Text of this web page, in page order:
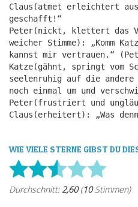
Claus(atmet erleichtert
geschafft!“
Peter(nickt, klettert das
weicher Stimme): „Komm
kannst mir vertrauen.“
Katze(gähnt, springt vom
seelenruhig auf die
noch einmal um und
Peter(frustriert und
Claus(erheitert): „Was
WIE VIELE STERNE GIBST DU